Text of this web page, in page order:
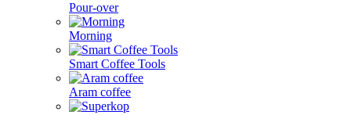
Pour-over
Morning
Smart Coffee Tools
Aram coffee